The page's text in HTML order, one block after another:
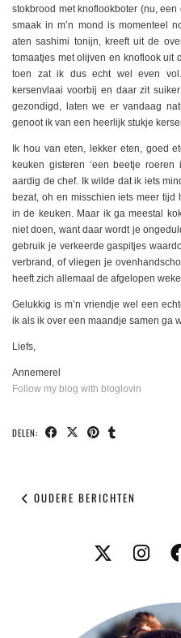
stokbrood met knoflookboter (nu,
smaak in m’n mond is momenteel
aten sashimi tonijn, kreeft uit de
tomaatjes met olijven en knoflook uit
toen zat ik dus echt wel even
kersenvlaai voorbij en daar zit
gezondigd, laten we er vandaag
genoot ik van een heerlijk stukje
Ik hou van eten, lekker eten, goed
keuken gisteren ‘een beetje
aardig de chef. Ik wilde dat ik iets
bezat, oh en misschien iets meer
in de keuken. Maar ik ga meestal
niet doen, want daar wordt je
gebruik je verkeerde gaspitjes
verbrand, of vliegen je
heeft zich allemaal de afgelopen
Gelukkig is m’n vriendje wel een
ik als ik over een maandje samen ga
Liefs,
Annemerel
Follow my blog with bloglovin
DELEN:
OUDERE BERICHTEN